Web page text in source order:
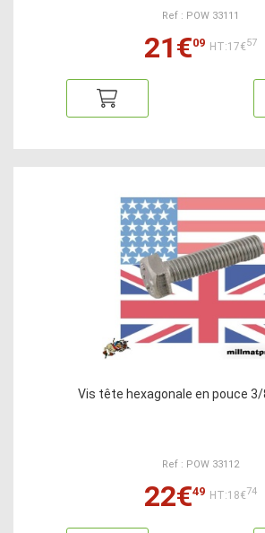
Ref : POW 33111
21€09 HT:17€57
Vis tête hexagonale en pouce 3/
Ref : POW 33112
22€49 HT:18€74